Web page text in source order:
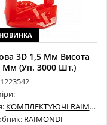
НОВИНКА
3D 1,5 Мм Висота
Мм (Уп. 3000 Шт.)
КОМПЛЕКТУЮЧІ RAIMONDI
RAIMONDI